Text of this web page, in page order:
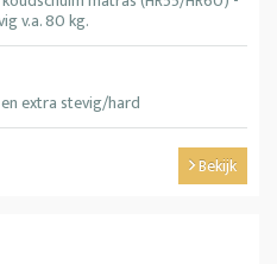
v.a. 80 kg.
extra stevig/hard
Bekijk